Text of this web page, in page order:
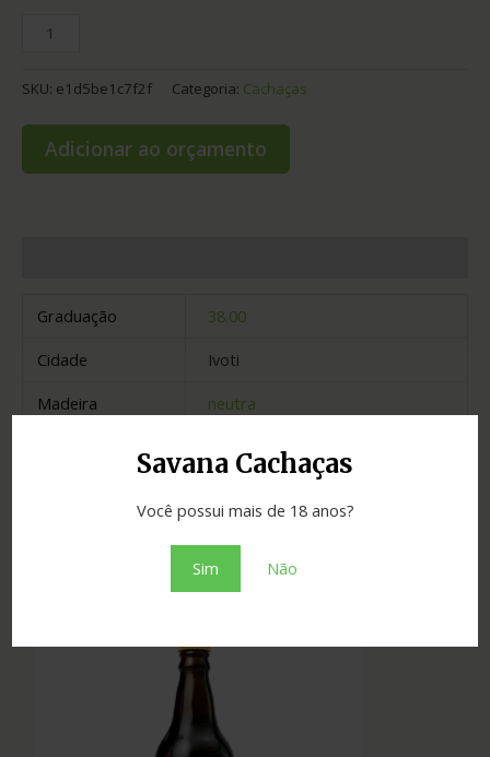
Savana Cachaças
Você possui mais de 18 anos?
Sim Não
SKU: e1d5be1c7f2f Categoria: Cachaças
Adicionar ao orçamento
Graduação
38.00
Cidade
Ivoti
Madeira
neutra
Rio Grande do Sul
Produtos Relacionados